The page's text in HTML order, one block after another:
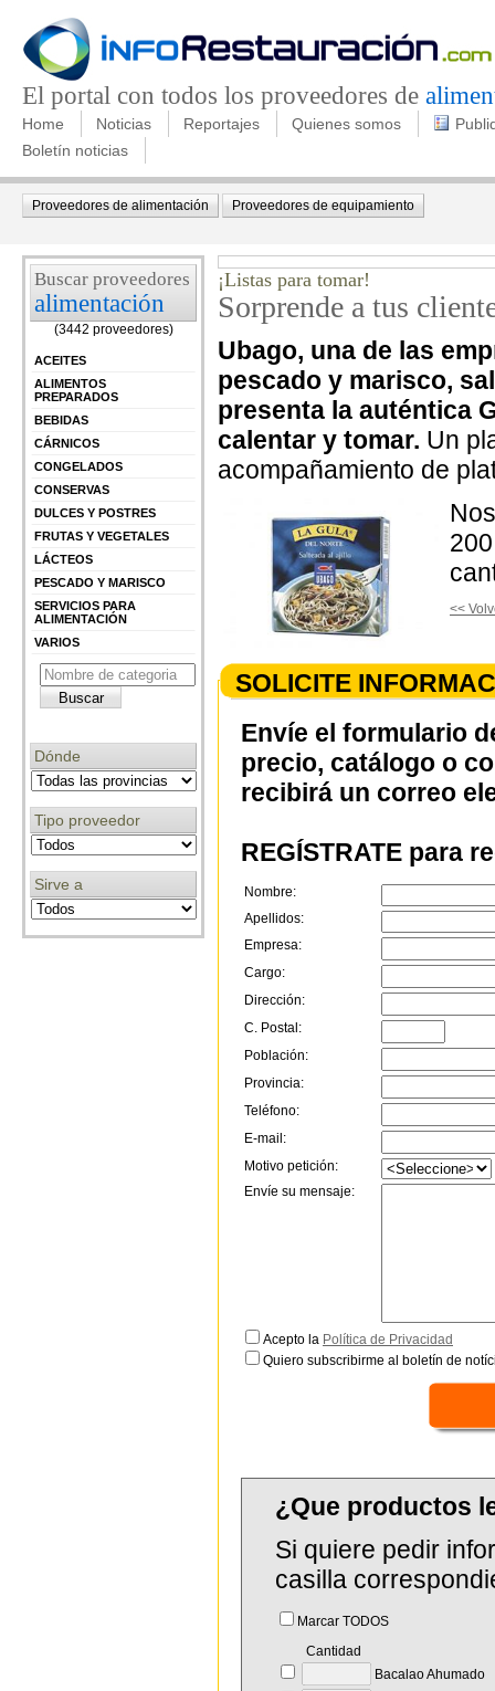
El portal con todos los proveedores de
Home Noticias Reportajes Quienes somos
Boletín noticias
Proveedores de alimentación Proveedores de equipamiento
Buscar proveedores
alimentación
(3442 proveedores)
ACEITES
ALIMENTOS
PREPARADOS
BEBIDAS
CÁRNICOS
CONGELADOS
CONSERVAS
DULCES Y POSTRES
FRUTAS Y VEGETALES
LÁCTEOS
PESCADO Y MARISCO
SERVICIOS PARA
ALIMENTACIÓN
VARIOS
Dónde
Tipo proveedor
Sirve a
¡Listas para tomar!
Sorprende a tus
Ubago, una de las
pescado y marisco,
presenta la auténtica
calentar y tomar. Un
acompañamiento de
<<
SOLICITE
Envíe el formulario
precio, catálogo o
recibirá un correo
REGÍSTRATE para
Nombre:
Apellidos:
Empresa:
Cargo:
Dirección:
C. Postal:
Población:
Provincia:
Teléfono:
E-mail:
Motivo petición:
Envíe su mensaje:
Acepto la Política de Privacidad
Quiero subscribirme al boletín de
¿Que productos
Si quiere pedir
casilla
Marcar TODOS
Cantidad
Bacalao Ahumado